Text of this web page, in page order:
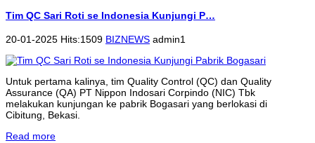
Tim QC Sari Roti se Indonesia Kunjungi P…
20-01-2025 Hits:1509 BIZNEWS admin1
Untuk pertama kalinya, tim Quality Control (QC) dan Quality
Assurance (QA) PT Nippon Indosari Corpindo (NIC) Tbk
melakukan kunjungan ke pabrik Bogasari yang berlokasi di
Cibitung, Bekasi.
Read more